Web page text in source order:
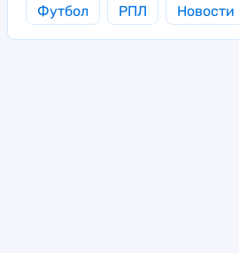
Футбол РПЛ